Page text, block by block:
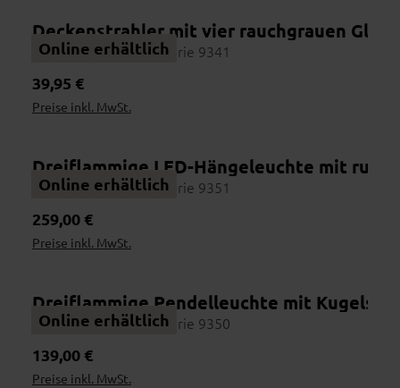
Wohnbeispiel
Online erhältlich
Wohnbeispiel
Deckenstrahler mit vier rauchgrauen
Interliving Leuchten Serie 9341
Regulärer Preis:
39,95 €
Preise inkl. MwSt.
Online erhältlich
Dreiflammige LED-Hängeleuchte mit
Interliving Leuchten Serie 9351
Regulärer Preis:
259,00 €
Preise inkl. MwSt.
Online erhältlich
Dreiflammige Pendelleuchte mit
Interliving Leuchten Serie 9350
Regulärer Preis:
139,00 €
Preise inkl. MwSt.